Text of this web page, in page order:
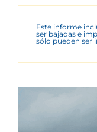
Este informe
ser bajadas e
sólo pueden ser